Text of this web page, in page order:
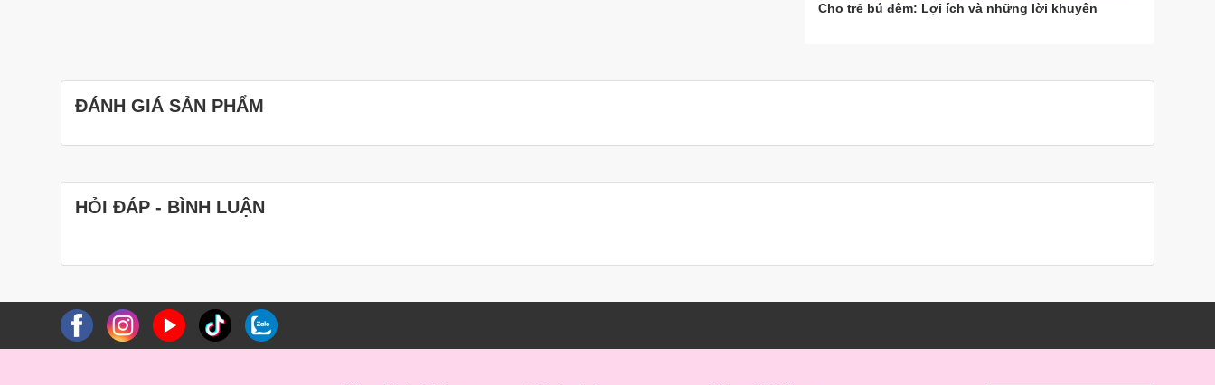
Cho trẻ bú đêm: Lợi ích và những lời khuyên
ĐÁNH GIÁ SẢN PHẨM
HỎI ĐÁP - BÌNH LUẬN